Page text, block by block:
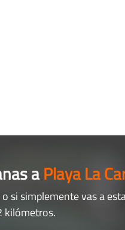
aPlaya La
si simplemente vas a
kilómetros.